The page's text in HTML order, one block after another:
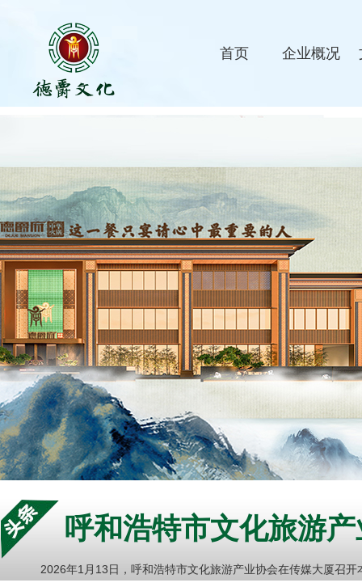
首页 企业概况
呼和浩特市文化旅游产业协会完成
新任会长
2026年1月13日，呼和浩特市文化旅游产业协会在传媒大厦召